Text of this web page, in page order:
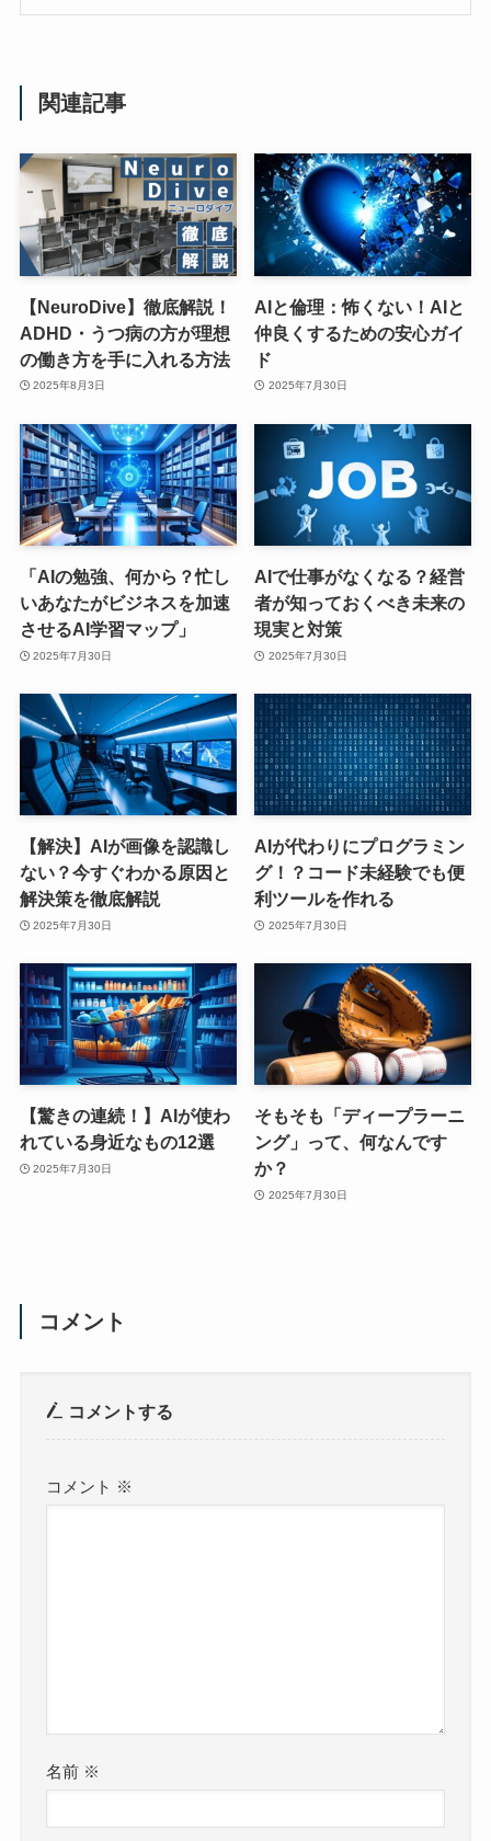
関連記事
【NeuroDive】徹底解説！
ADHD・うつ病の方が理想
の働き方を手に入れる方法
2025年8月3日
AIと倫理：怖くない！AIと
仲良くするための安心ガイ
ド
2025年7月30日
「AIの勉強、何から？忙し
いあなたがビジネスを加速
させるAI学習マップ」
2025年7月30日
AIで仕事がなくなる？経営
者が知っておくべき未来の
現実と対策
2025年7月30日
【解決】AIが画像を認識し
ない？今すぐわかる原因と
解決策を徹底解説
2025年7月30日
AIが代わりにプログラミン
グ！？コード未経験でも便
利ツールを作れる
2025年7月30日
【驚きの連続！】AIが使わ
れている身近なもの12選
2025年7月30日
そもそも「ディープラーニ
ング」って、何なんです
か？
2025年7月30日
コメント
コメントする
コメント ※
名前 ※